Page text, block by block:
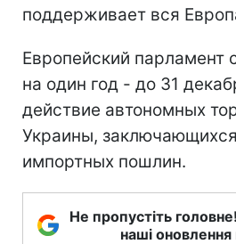
поддерживает вся
Европейский парламент
на один год - до 31
действие автономных
Украины,
импортных пошлин.
Не пропустіть
наші